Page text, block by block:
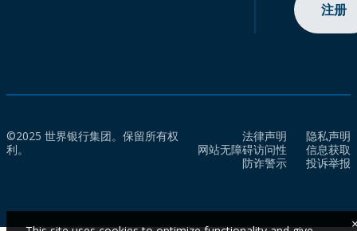
注册
©2025 世界银行集团。保留所有权
利。
法律声明
隐私声明
网站无障碍访问性
信息获取
防诈警示
投诉举报